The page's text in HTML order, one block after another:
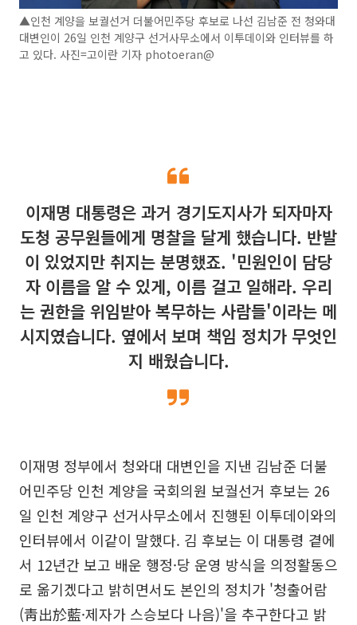
▲인천 계양을 보궐선거 더불어민주당 후보로 나선 김남준 전 청와대
대변인이 26일 인천 계양구 선거사무소에서 이투데이와 인터뷰를 하
고 있다. 사진=고이란 기자 photoeran@
이재명 대통령은 과거 경기도지사가 되자마자
도청 공무원들에게 명찰을 달게 했습니다. 반발
이 있었지만 취지는 분명했죠. '민원인이 담당
자 이름을 알 수 있게, 이름 걸고 일해라. 우리
는 권한을 위임받아 복무하는 사람들'이라는 메
시지였습니다. 옆에서 보며 책임 정치가 무엇인
지 배웠습니다.
이재명 정부에서 청와대 대변인을 지낸 김남준 더불
어민주당 인천 계양을 국회의원 보궐선거 후보는 26
일 인천 계양구 선거사무소에서 진행된 이투데이와의
인터뷰에서 이같이 말했다. 김 후보는 이 대통령 곁에
서 12년간 보고 배운 행정·당 운영 방식을 의정활동으
로 옮기겠다고 밝히면서도 본인의 정치가 '청출어람
(靑出於藍·제자가 스승보다 나음)'을 추구한다고 밝